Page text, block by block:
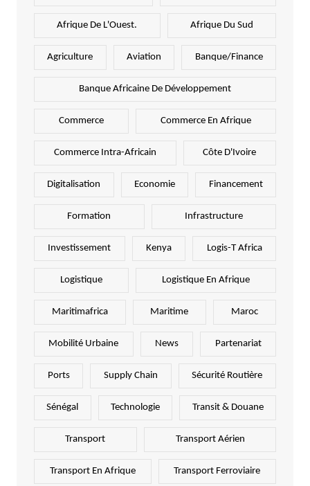
Afrique De L'Ouest. Afrique Du Sud
Agriculture Aviation Banque/Finance
Banque Africaine De Développement
Commerce Commerce En Afrique
Commerce Intra-Africain Côte D'Ivoire
Digitalisation Economie Financement
Formation Infrastructure
Investissement Kenya Logis-T Africa
Logistique Logistique En Afrique
Maritimafrica Maritime Maroc
Mobilité Urbaine News Partenariat
Ports Supply Chain Sécurité Routière
Sénégal Technologie Transit & Douane
Transport Transport Aérien
Transport En Afrique Transport Ferroviaire